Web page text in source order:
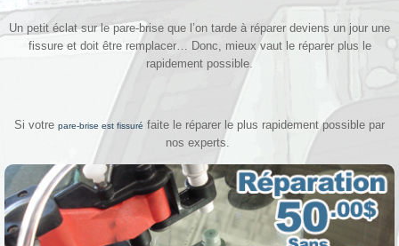
Un petit éclat sur le pare-brise que l’on tarde à réparer deviens un jour une
fissure et doit être remplacer… Donc, mieux vaut le réparer plus le
rapidement possible.
Si votre pare-brise est fissuré faite le réparer le plus rapidement possible par
nos experts.